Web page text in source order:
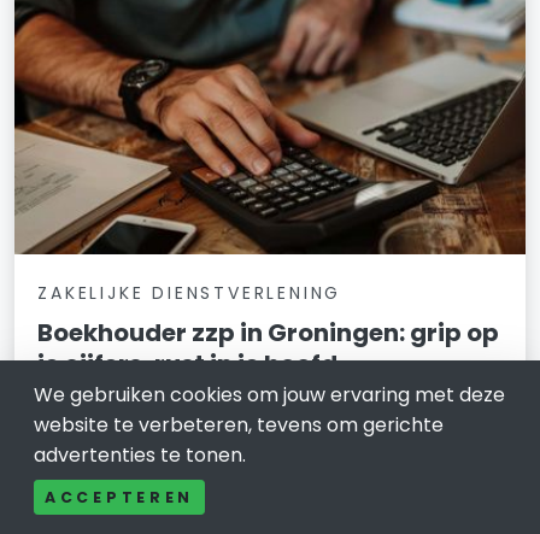
ZAKELIJKE DIENSTVERLENING
Boekhouder zzp in Groningen: grip op
je cijfers, rust in je hoofd
16 februari 2026
Vraag je je af of je administratie nog klopt, of je niet te
veel belasting betaalt en of je financieel wel de juiste
keuzes maakt? Als zzp’er in Groningen bouw je aan je
We gebruiken cookies om jouw ervaring met deze
website te verbeteren, tevens om gerichte
advertenties te tonen.
ACCEPTEREN